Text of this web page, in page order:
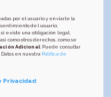
por el usuario y enviarle la
del usuario;
existe una obligación legal;
como otros derechos, como se
Adicional: Puede consultar
en nuestra Política de
Privacidad.